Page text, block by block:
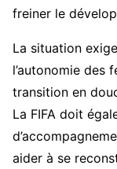
freiner le
La situation
l’autonomie des
transition en
La FIFA doit
aider à se